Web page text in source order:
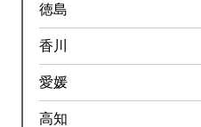
徳島
香川
愛媛
高知